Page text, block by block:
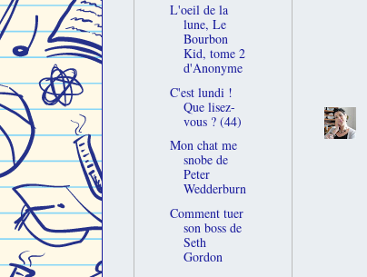
L'oeil de la
lune, Le
Bourbon
Kid, tome 2
d'Anonyme
C'est lundi !
Que lisez-
vous ? (44)
Mon chat me
snobe de
Peter
Wedderburn
Comment tuer
son boss de
Seth
Gordon